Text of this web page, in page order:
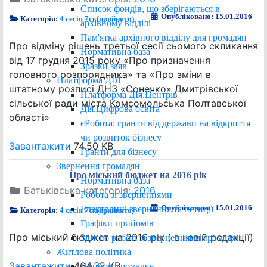
Список фондів, що зберігаються в
архівному відділі
Пам'ятка архівного відділу для громадян
Нормативна база
Зразки заяв
Платформа ДІЯ
Платформа ДІя.Центрів
Дія.Цифрова освіта
єРобота: гранти від держави на відкриття
чи розвиток бізнесу
Гранти для бізнесу
Звернення громадян
Нормативна база
Робота зі зверненнями
Електронні звернення та петиції
Графіки прийомів
Звіт по роботі зі зверненнями громадян
Житлова політика
Категорія:4 сесія 7ск(прийнято) Опубліковано: 15.01.2016
Про відміну рішень третьої сесії сьомого скликання
від 17 грудня 2015 року «Про призначення
головного розпорядника» та «Про зміни в
штатному розписі ДНЗ «Сонечко» Дмитрівської
сільської ради міста Комсомольська Полтавської
області»
Завантажити 74.50 KB
Про міський бюджет на 2016 рік
Батьківська категорія:2016
Категорія:4 сесія 7ск(прийнято) Опубліковано: 15.01.2016
Про міський бюджет на 2016 рік ( в новій редакції)